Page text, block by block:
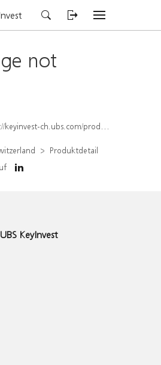
not
ch.ubs.com/produkt/detail/index/isin/CH1573360026
Produktdetail
KeyInvest